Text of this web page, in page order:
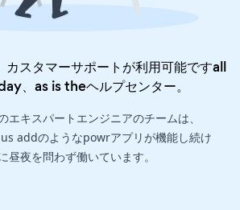
スタマーサポートが利用可能ですall
、as is theヘルプセンター。
エキスパートエンジニアのチームは、
addのようなpowrアプリが機能し続け
昼夜を問わず働いています。